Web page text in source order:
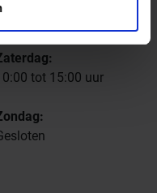
tot 15:00 uur